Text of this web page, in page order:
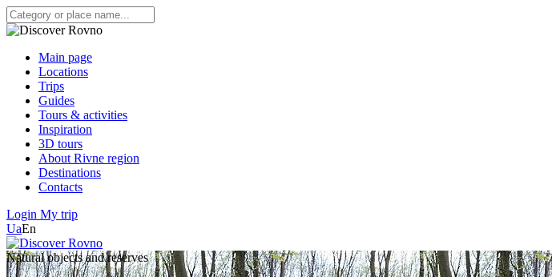
Main page
Locations
Trips
Guides
Tours & activities
Inspiration
3D tours
About Rivne region
Destinations
Contacts
Login My trip
UaEn
Natural objects and reserves